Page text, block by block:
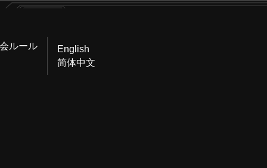
ルール
English
简体中文